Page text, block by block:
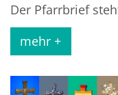
Der Pfarrbrief
mehr +